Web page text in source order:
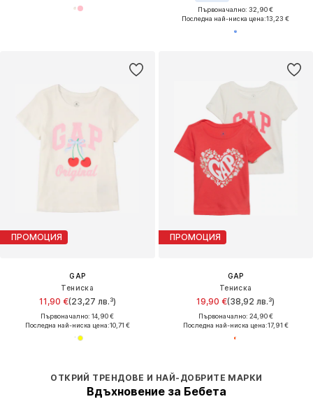
Първоначално: 32,90 €
Последна най-ниска цена:13,23 €
ПРОМОЦИЯ
GAP
Тениска
11,90 €(23,27 лв.³)
Първоначално: 14,90 €
Последна най-ниска цена:10,71 €
ПРОМОЦИЯ
GAP
Тениска
19,90 €(38,92 лв.³)
Първоначално: 24,90 €
Последна най-ниска цена:17,91 €
ОТКРИЙ ТРЕНДОВЕ И НАЙ-ДОБРИТЕ МАРКИ
Вдъхновение за Бебета